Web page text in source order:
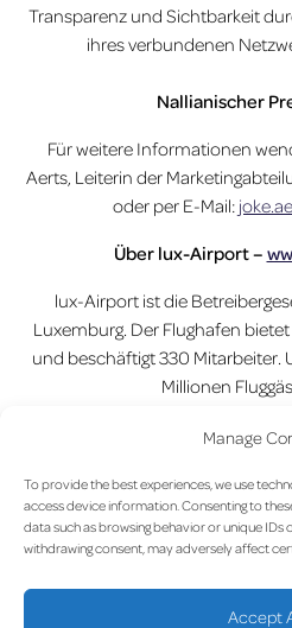
Manage
To provide the best experiences, we use
access device information. Consenting to
data such as browsing behavior or unique IDs
withdrawing consent, may adversely affect
Accept
Transparenz und Sichtbarkeit
ihres verbundenen
Nallianischer
Für weitere Informationen
Aerts, Leiterin der
oder per E-Mail:
Über lux-Airport –
lux-Airport ist die
Luxemburg. Der Flughafen
und beschäftigt 330 Mitarbeiter.
Millionen
lux-Airport Presse
Wenn Sie Fragen haben,
Pecnik-Welsch unter (+352)
Vorherige:Flex Carsharing auf
dem lux-Airport angekommen